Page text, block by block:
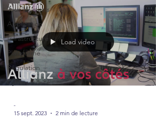
Tous les posts
Application
Infrastructure
Plateforme
Régulation
Cybersécurité
Load video
-
15 sept. 2023
2 min de lecture